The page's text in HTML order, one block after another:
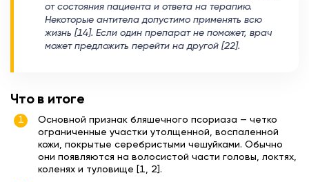
от состояния пациента и ответа на терапию.
Некоторые антитела допустимо применять всю
жизнь [14]. Если один препарат не поможет, врач
может предложить перейти на другой [22].
Что в итоге
Основной признак бляшечного псориаза — четко
ограниченные участки утолщенной, воспаленной
кожи, покрытые серебристыми чешуйками. Обычно
они появляются на волосистой части головы, локтях,
коленях и туловище [1, 2].